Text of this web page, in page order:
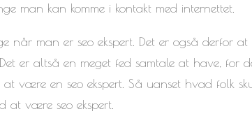
man kan komme i kontakt med internettet.
når man er seo ekspert. Det er også derfor
er altså en meget fed samtale at have, for
være en seo ekspert. Så uanset hvad folk
at være seo ekspert.